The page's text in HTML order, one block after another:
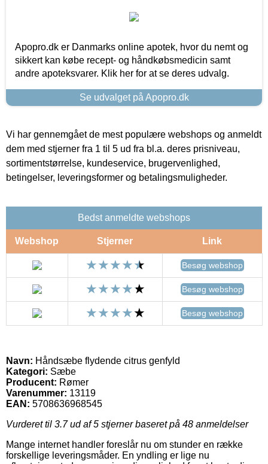
Apopro.dk er Danmarks online apotek, hvor du nemt og
sikkert kan købe recept- og håndkøbsmedicin samt
andre apoteksvarer. Klik her for at se deres udvalg.
Se udvalget på Apopro.dk
Vi har gennemgået de mest populære webshops og anmeldt
dem med stjerner fra 1 til 5 ud fra bl.a. deres prisniveau,
sortimentstørrelse, kundeservice, brugervenlighed,
betingelser, leveringsformer og betalingsmuligheder.
Bedst anmeldte webshops
Webshop Stjerner Link
Besøg webshop
Besøg webshop
Besøg webshop
Navn: Håndsæbe flydende citrus genfyld
Kategori: Sæbe
Producent: Rømer
Varenummer: 13119
EAN: 5708636968545
Vurderet til 3.7ud af 5 stjerner baseret på 48 anmeldelser
Mange internet handler foreslår nu om stunder en række
forskellige leveringsmåder. En yndling er lige nu